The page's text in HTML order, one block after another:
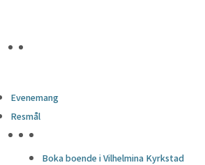
Evenemang
Resmål
Boka boende i Vilhelmina Kyrkstad